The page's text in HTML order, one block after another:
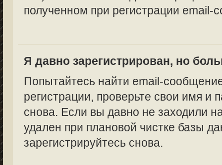
полученном при регистрации email-
Я давно зарегистрирован, но
Попытайтесь найти email-
регистрации, проверьте свои имя и
снова. Если вы давно не заходили
удален при плановой чистке базы
зарегистрируйтесь снова.